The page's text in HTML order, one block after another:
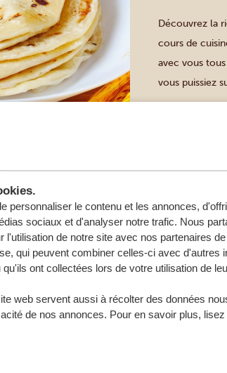
personnaliser le contenu et les annonces,
sociaux et d'analyser notre trafic. Nous
l'utilisation de notre site avec nos partenaires
qui peuvent combiner celles-ci avec d'autres
ont collectées lors de votre utilisation de
web servent aussi à récolter des données
de nos annonces. Pour en savoir plus,
Découvrez la
cours de
avec vous
vous puissiez
vous
RAFTING
DU NIL À
DURÉE : 5-8
Le rafting en
exaltante qui
Avec des
rapides,